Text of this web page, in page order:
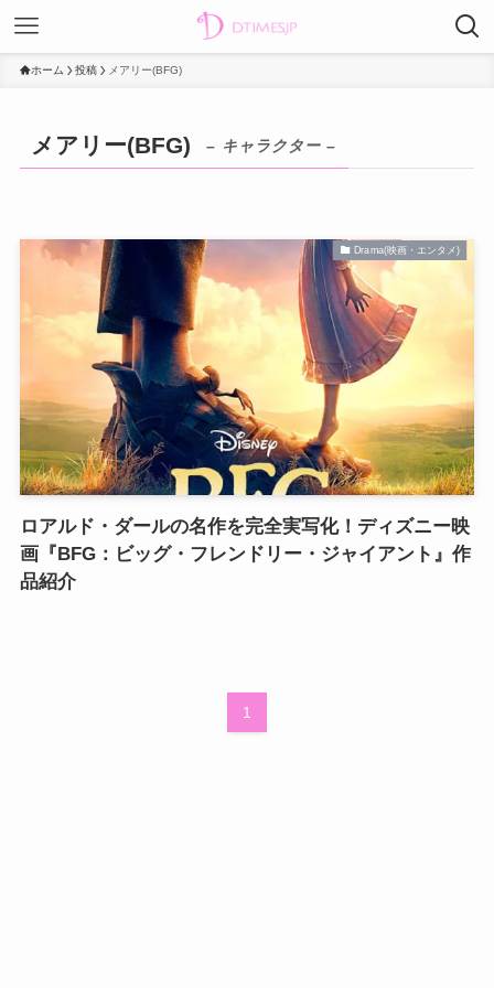
ホーム 投稿 メアリー(BFG)
メアリー(BFG) – キャラクター –
Drama(映画・エンタメ)
ロアルド・ダールの名作を完全実写化！ディズニー映
画『BFG：ビッグ・フレンドリー・ジャイアント』作
品紹介
1